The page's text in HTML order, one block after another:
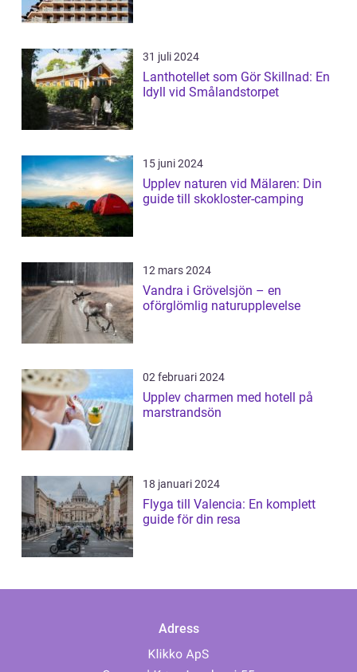
31 juli 2024
Lanthotellet som Gör Skillnad: En
Idyll vid Smålandstorpet
15 juni 2024
Upplev naturen vid Mälaren: Din
guide till skokloster-camping
12 mars 2024
Vandra i Grövelsjön – en
oförglömlig naturupplevelse
02 februari 2024
Upplev charmen med hotell på
marstrandsön
18 januari 2024
Flyga till Valencia: En komplett
guide för din resa
Adress